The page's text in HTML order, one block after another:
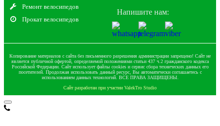
Ремонт велосипедов
Прокат велосипедов
Напишите нам:
Копирование материалов с сайта без письменного разрешения администрации запрещено! Сайт не
является публичной офертой, определяемой положениями статьи 437 ч.2 гражданского кодекса
Российской Федерации. Сайт использует файлы cookies и сервис сбора технических данных его
посетителей. Продолжая использовать данный ресурс, Вы автоматически соглашаетесь с
использованием данных технологий. ВСЕ ПРАВА ЗАЩИЩЕНЫ.
Сайт разработан при участии ValekTro Studio